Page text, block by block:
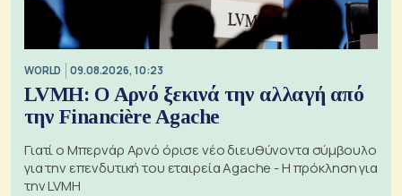
WORLD 09.08.2026, 10:23
LVMH: Ο Αρνό ξεκινά την αλλαγή από
την Financière Agache
Γιατί ο Μπερνάρ Αρνό όρισε νέο διευθύνοντα σύμβουλο
για την επενδυτική του εταιρεία Agache - Η πρόκληση για
την LVMH